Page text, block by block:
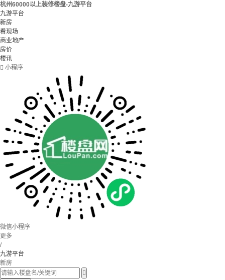
杭州60000以上装修楼盘-九游平台
九游平台
新房
看现场
商业地产
房价
楼讯
 小程序
微信小程序
更多
/
九游平台
新房
